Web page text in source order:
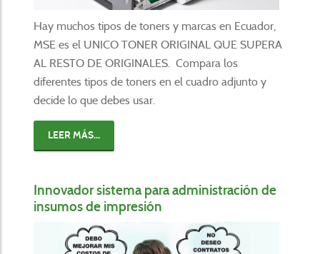
Hay muchos tipos de toners y marcas en Ecuador,
MSE es el UNICO TONER ORIGINAL QUE SUPERA
AL RESTO DE ORIGINALES. Compara los
diferentes tipos de toners en el cuadro adjunto y
decide lo que debes usar.
LEER MÁS...
Innovador sistema para administración de
insumos de impresión